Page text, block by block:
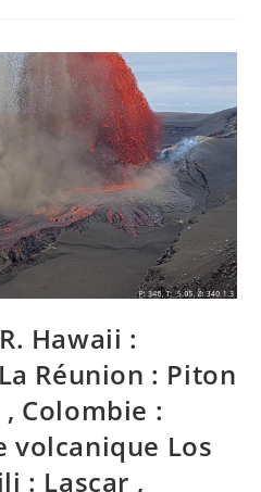
Hawaii :
Réunion : Piton
Colombie :
volcanique Los
: Lascar ,